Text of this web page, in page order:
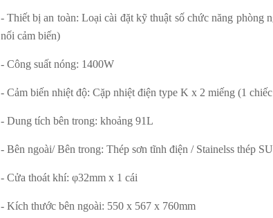
- Thiết bị an toàn: Loại cài đặt kỹ thuật số chức năng phòng
nối cảm biến)
- Công suất nóng: 1400W
- Cảm biến nhiệt độ: Cặp nhiệt điện type K x 2 miếng (1
- Dung tích bên trong: khoảng 91L
- Bên ngoài/ Bên trong: Thép sơn tĩnh điện / Stainelss thép
- Cửa thoát khí: φ32mm x 1 cái
- Kích thước bên ngoài: 550 x 567 x 760mm